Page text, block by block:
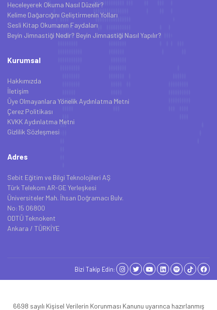
Heceleyerek Okuma Nasıl Düzelir?
Kelime Dağarcığını Geliştirmenin Yolları
Sesli Kitap Okumanın Faydaları
Beyin Jimnastiği Nedir? Beyin Jimnastiği Nasıl Yapılır?
Kurumsal
Hakkımızda
İletişim
Üye Olmayanlara Yönelik Aydınlatma Metni
Çerez Politikası
KVKK Aydınlatma Metni
Gizlilik Sözleşmesi
Adres
Sebit Eğitim ve Bilgi Teknolojileri AŞ
Türk Telekom AR-GE Yerleşkesi
Üniversiteler Mah. İhsan Doğramacı Bulv.
No:15 06800
ODTÜ Teknokent
Ankara / TÜRKİYE
Bizi Takip Edin:
6698 sayılı Kişisel Verilerin Korunması Kanunu uyarınca hazırlanmış